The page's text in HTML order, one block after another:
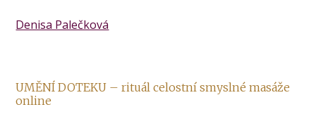
Denisa Palečková
UMĚNÍ DOTEKU – rituál celostní smyslné masáže
online